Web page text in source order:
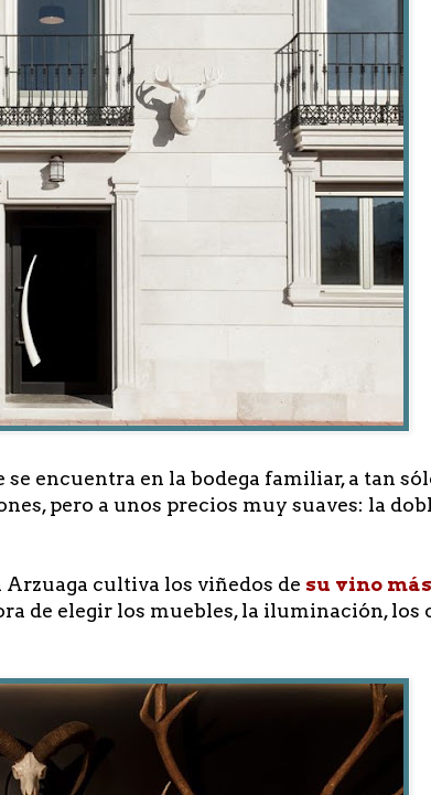
se encuentra en la bodega familiar, a tan
pero a unos precios muy suaves: la
cultiva los viñedos de su vino
de elegir los muebles, la iluminación, los